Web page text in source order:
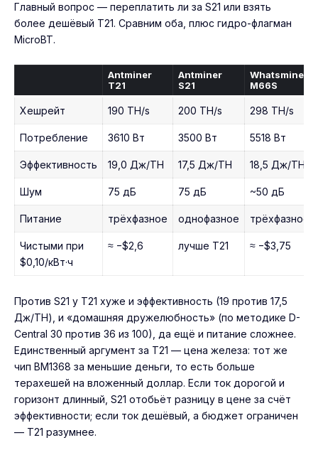
Главный вопрос — переплатить ли за S21 или взять
более дешёвый T21. Сравним оба, плюс гидро-флагман
MicroBT.
Antminer
T21
Antminer
S21
Whatsminer
M66S
Хешрейт 190 TH/s 200 TH/s 298 TH/s
Потребление 3610 Вт 3500 Вт 5518 Вт
Эффективность 19,0 Дж/TH 17,5 Дж/TH 18,5 Дж/TH
Шум 75 дБ 75 дБ ~50 дБ
Питание трёхфазное однофазное трёхфазное
Чистыми при
$0,10/кВт·ч
≈ −$2,6 лучше T21 ≈ −$3,75
Против S21 у T21 хуже и эффективность (19 против 17,5
Дж/TH), и «домашняя дружелюбность» (по методике D-
Central 30 против 36 из 100), да ещё и питание сложнее.
Единственный аргумент за T21 — цена железа: тот же
чип BM1368 за меньшие деньги, то есть больше
терахешей на вложенный доллар. Если ток дорогой и
горизонт длинный, S21 отобьёт разницу в цене за счёт
эффективности; если ток дешёвый, а бюджет ограничен
— T21 разумнее.